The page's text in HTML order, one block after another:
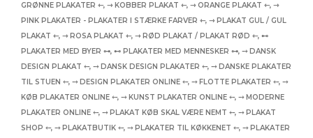
GRØNNE PLAKATER ⇽, ⇾ KOBBER PLAKAT ⇽, ⇾ ORANGE PLAKAT ⇽, ⇾
PINK PLAKATER - PLAKATER I STÆRKE FARVER ⇽, ⇾ PLAKAT GUL / GUL
PLAKAT ⇽, ⇾ ROSA PLAKAT ⇽, ⇾ RØD PLAKAT / PLAKAT RØD ⇽, ⊷
PLAKATER MED BYER ⊶, ⊷ PLAKATER MED MENNESKER ⊶, ⤍ DANSK
DESIGN PLAKAT ⤌, ⤍ DANSK DESIGN PLAKATER ⤌, ⤍ DANSKE PLAKATER
TIL STUEN ⤌, ⤍ DESIGN PLAKATER ONLINE ⤌, ⤍ FLOTTE PLAKATER ⤌, ⤍
KØB PLAKATER ONLINE ⤌, ⤍ KUNST PLAKATER ONLINE ⤌, ⤍ MODERNE
PLAKATER ONLINE ⤌, ⤍ PLAKAT KØB SKAL VÆRE NEMT ⤌, ⤍ PLAKAT
SHOP ⤌, ⤍ PLAKATBUTIK ⤌, ⤍ PLAKATER TIL KØKKENET ⤌, ⤍ PLAKATER